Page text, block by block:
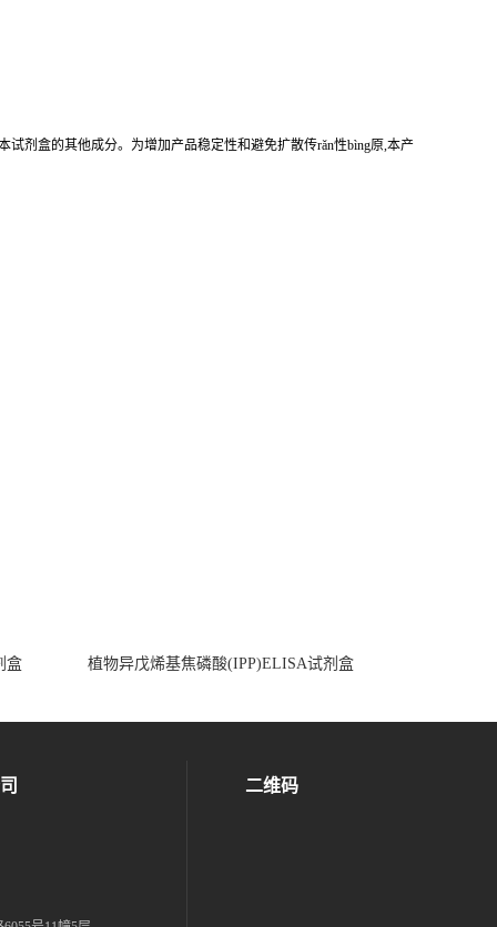
剂盒的其他成分。为增加产品稳定性和避免扩散传rǎn性bìng原,本产
盒 植物异戊烯基焦磷酸(IPP)ELISA试剂盒
二维码